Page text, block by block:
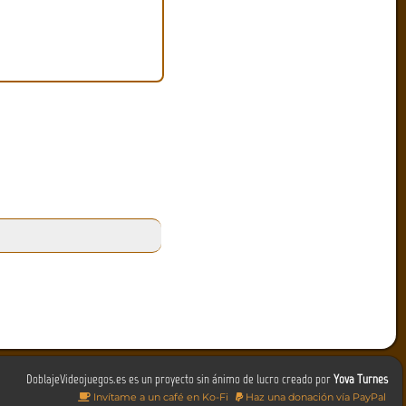
DoblajeVideojuegos.es es un proyecto sin ánimo de lucro creado porYova Turnes
Invítame a un café en Ko-Fi Haz una donación vía PayPal